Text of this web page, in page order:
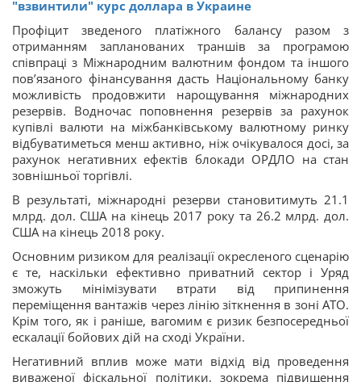
"взвинтили" курс доллара в Украине
Профіцит зведеного платіжного балансу разом з
отриманням запланованих траншів за програмою
співпраці з Міжнародним валютним фондом та іншого
пов’язаного фінансування дасть Національному банку
можливість продовжити нарощування міжнародних
резервів. Водночас поповнення резервів за рахунок
купівлі валюти на міжбанківському валютному ринку
відбуватиметься менш активно, ніж очікувалося досі, за
рахунок негативних ефектів блокади ОРДЛО на стан
зовнішньої торгівлі.
В результаті, міжнародні резерви становитимуть 21.1
млрд. дол. США на кінець 2017 року та 26.2 млрд. дол.
США на кінець 2018 року.
Основним ризиком для реалізації окресленого сценарію
є те, наскільки ефективно приватний сектор і Уряд
зможуть мінімізувати втрати від припинення
переміщення вантажів через лінію зіткнення в зоні АТО.
Крім того, як і раніше, вагомим є ризик безпосередньої
ескалації бойових дій на сході України.
Негативний вплив може мати відхід від проведення
виваженої фіскальної політики, зокрема підвищення